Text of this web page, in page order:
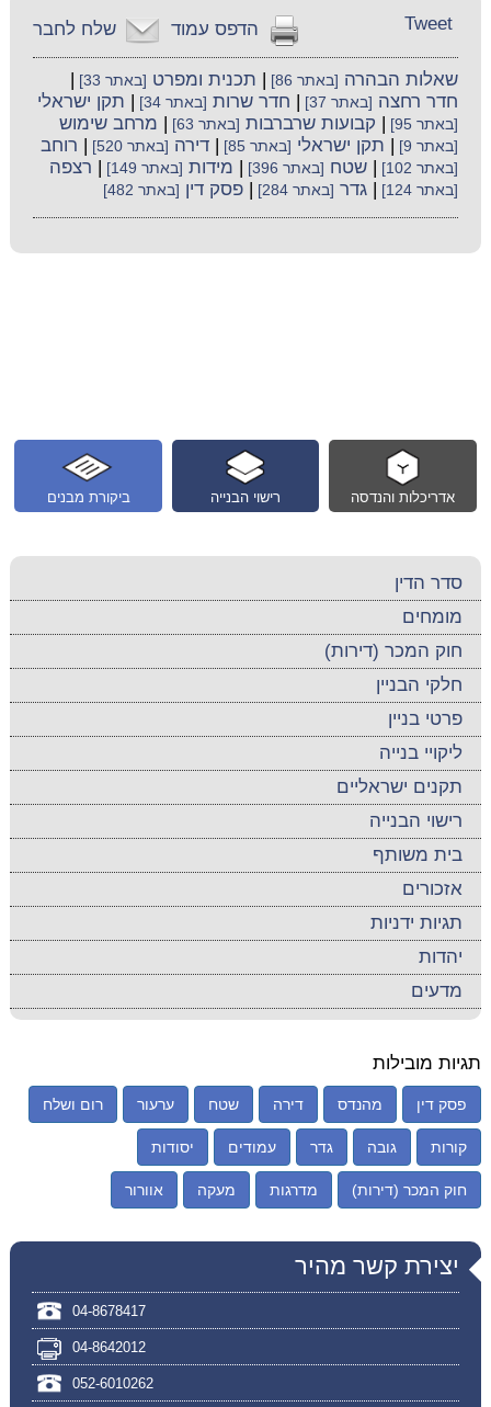
שלח לחבר הדפס עמוד Tweet
שאלות הבהרה [באתר 86] תכנית ומפרט [באתר 33]
חדר רחצה [באתר 37] חדר שרות [באתר 34] תקן ישראלי
[באתר 95] קבועות שרברבות [באתר 63] מרחב שימוש
[באתר 9] תקן ישראלי [באתר 85] |דירה [באתר 520] רוחב
[באתר 102] |שטח [באתר 396] מידות [באתר 149] רצפה
[באתר 124] |גדר [באתר 284] |פסק דין [באתר 482]
ביקורת מבנים רישוי הבנייה אדריכלות והנדסה
סדר הדין
מומחים
חוק המכר (דירות)
חלקי הבניין
פרטי בניין
ליקויי בנייה
תקנים ישראליים
רישוי הבנייה
בית משותף
אזכורים
תגיות ידניות
יהדות
מדעים
תגיות מובילות
פסק דין מהנדס דירה שטח ערעור רום ושלח
קורות גובה גדר עמודים יסודות
חוק המכר (דירות) מדרגות מעקה אוורור
יצירת קשר מהיר
04-8678417
04-8642012
052-6010262